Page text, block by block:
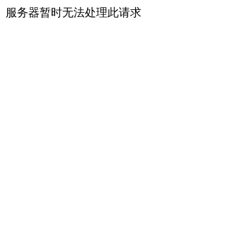
服务器暂时无法处理此请求